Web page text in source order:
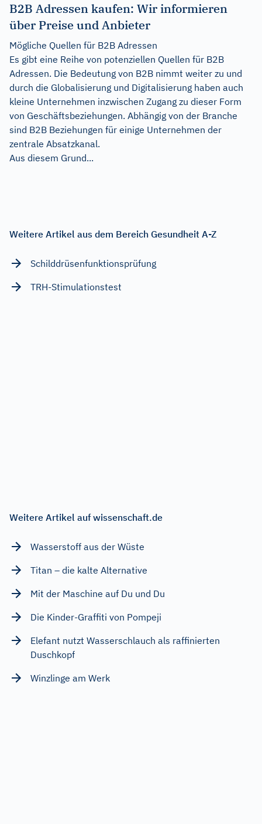
B2B Adressen kaufen: Wir informieren
über Preise und Anbieter
Mögliche Quellen für B2B Adressen
Es gibt eine Reihe von potenziellen Quellen für B2B
Adressen. Die Bedeutung von B2B nimmt weiter zu und
durch die Globalisierung und Digitalisierung haben auch
kleine Unternehmen inzwischen Zugang zu dieser Form
von Geschäftsbeziehungen. Abhängig von der Branche
sind B2B Beziehungen für einige Unternehmen der
zentrale Absatzkanal.
Aus diesem Grund...
Weitere Artikel aus dem Bereich Gesundheit A-Z
Schilddrüsenfunktionsprüfung
TRH-Stimulationstest
Weitere Artikel auf wissenschaft.de
Wasserstoff aus der Wüste
Titan – die kalte Alternative
Mit der Maschine auf Du und Du
Die Kinder-Graffiti von Pompeji
Elefant nutzt Wasserschlauch als raffinierten
Duschkopf
Winzlinge am Werk